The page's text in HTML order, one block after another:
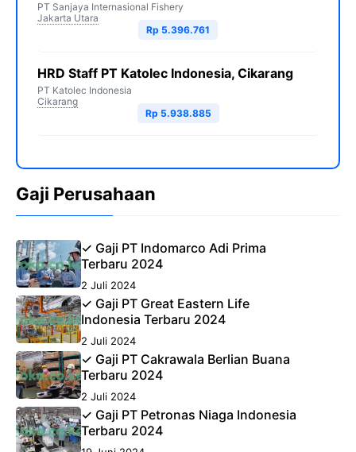
PT Sanjaya Internasional Fishery
Jakarta Utara
Rp 5.396.761
HRD Staff PT Katolec Indonesia, Cikarang
PT Katolec Indonesia
Cikarang
Rp 5.938.885
Gaji Perusahaan
✓ Gaji PT Indomarco Adi Prima
Terbaru 2024
2 Juli 2024
✓ Gaji PT Great Eastern Life
Indonesia Terbaru 2024
2 Juli 2024
✓ Gaji PT Cakrawala Berlian Buana
Terbaru 2024
2 Juli 2024
✓ Gaji PT Petronas Niaga Indonesia
Terbaru 2024